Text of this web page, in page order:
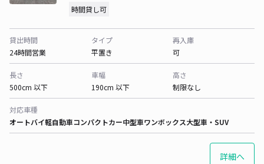
時間貸し可
貸出時間
24時間営業
タイプ
平置き
再入庫
可
長さ
500cm 以下
車幅
190cm 以下
高さ
制限なし
対応車種
オートバイ軽自動車コンパクトカー中型車ワンボックス大型車・SUV
詳細へ